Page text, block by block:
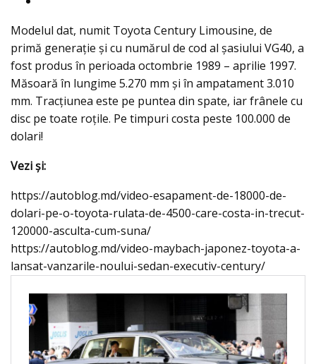
Modelul dat, numit Toyota Century Limousine, de
primă generaţie şi cu numărul de cod al şasiului VG40, a
fost produs în perioada octombrie 1989 – aprilie 1997.
Măsoară în lungime 5.270 mm şi în ampatament 3.010
mm. Tracţiunea este pe puntea din spate, iar frânele cu
disc pe toate roţile. Pe timpuri costa peste 100.000 de
dolari!
Vezi şi:
https://autoblog.md/video-esapament-de-18000-de-
dolari-pe-o-toyota-rulata-de-4500-care-costa-in-trecut-
120000-asculta-cum-suna/
https://autoblog.md/video-maybach-japonez-toyota-a-
lansat-vanzarile-noului-sedan-executiv-century/